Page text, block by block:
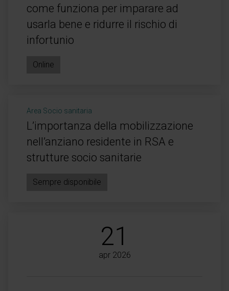
come funziona per imparare ad
usarla bene e ridurre il rischio di
infortunio
Online
Area Socio sanitaria
L’importanza della mobilizzazione
nell’anziano residente in RSA e
strutture socio sanitarie
Sempre disponibile
21
apr 2026